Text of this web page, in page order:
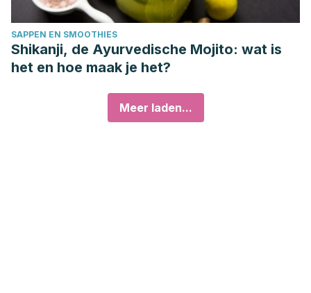
SAPPEN EN SMOOTHIES
Shikanji, de Ayurvedische Mojito: wat is
het en hoe maak je het?
Meer laden...